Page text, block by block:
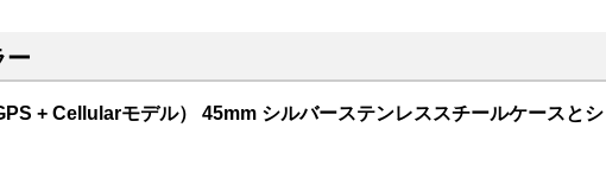
ー
+ Cellularモデル） 45mm シルバーステンレススチールケースとシ